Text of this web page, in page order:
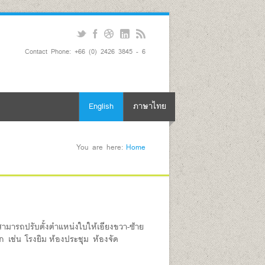
Contact Phone: +66 (0) 2426 3845 - 6
English ภาษาไทย
You are here: Home
ารถปรับตั้งตำแหน่งใบให้เอียงขวา-ซ้าย
เช่น โรงยิม ห้องประชุม ห้องจัด